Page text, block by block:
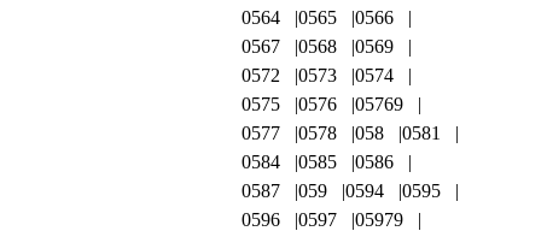
0564
0565
0566
0567
0568
0569
0572
0573
0574
0575
0576
05769
0577
0578 058
0581
0584
0585
0586
0587
059 0594
0595
0596
0597
05979